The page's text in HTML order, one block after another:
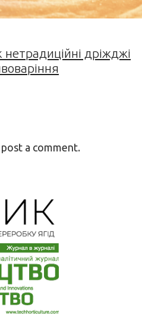
дріжджі
a comment.